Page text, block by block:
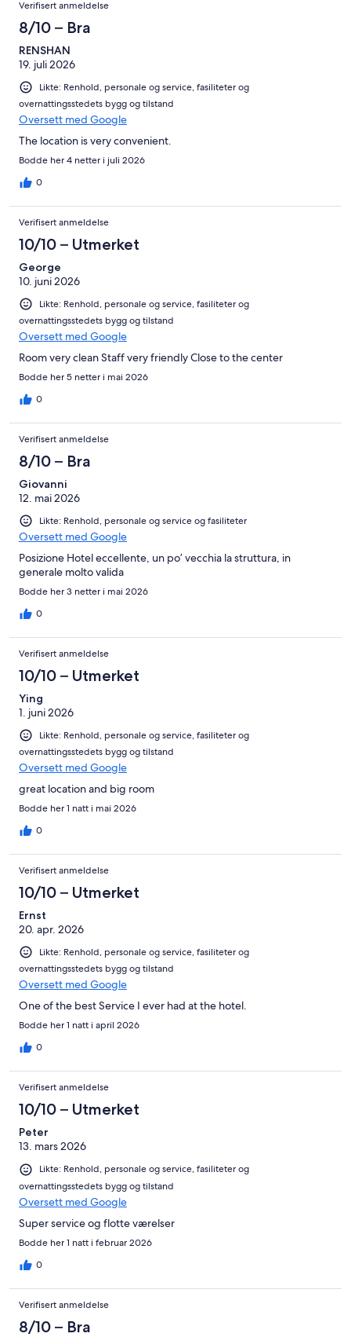
447
anmeldelser.
447
anmeldelser.
Verifisert anmeldelse
8/10 – Bra
RENSHAN
19. juli 2026
Likte: Renhold, personale og service, fasiliteter og
overnattingsstedets bygg og tilstand
Oversett med Google
The location is very convenient.
Bodde her 4 netter i juli 2026
0
Verifisert anmeldelse
10/10 – Utmerket
George
10. juni 2026
Likte: Renhold, personale og service, fasiliteter og
overnattingsstedets bygg og tilstand
Oversett med Google
Room very clean Staff very friendly Close to the center
Bodde her 5 netter i mai 2026
0
Verifisert anmeldelse
8/10 – Bra
Giovanni
12. mai 2026
Likte: Renhold, personale og service og fasiliteter
Oversett med Google
Posizione Hotel eccellente, un po’ vecchia la struttura, in
generale molto valida
Bodde her 3 netter i mai 2026
0
Verifisert anmeldelse
10/10 – Utmerket
Ying
1. juni 2026
Likte: Renhold, personale og service, fasiliteter og
overnattingsstedets bygg og tilstand
Oversett med Google
great location and big room
Bodde her 1 natt i mai 2026
0
Verifisert anmeldelse
10/10 – Utmerket
Ernst
20. apr. 2026
Likte: Renhold, personale og service, fasiliteter og
overnattingsstedets bygg og tilstand
Oversett med Google
One of the best Service I ever had at the hotel.
Bodde her 1 natt i april 2026
0
Verifisert anmeldelse
10/10 – Utmerket
Peter
13. mars 2026
Likte: Renhold, personale og service, fasiliteter og
overnattingsstedets bygg og tilstand
Oversett med Google
Super service og flotte værelser
Bodde her 1 natt i februar 2026
0
Verifisert anmeldelse
8/10 – Bra